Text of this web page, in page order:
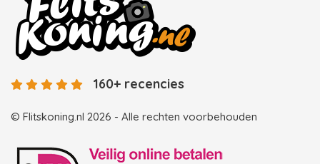
© Flitskoning.nl 2026 - Alle rechten voorbehouden
160+ recencies